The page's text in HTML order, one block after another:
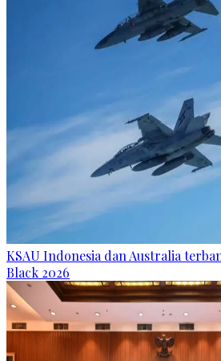
KSAU Indonesia dan Australia
Black 2026